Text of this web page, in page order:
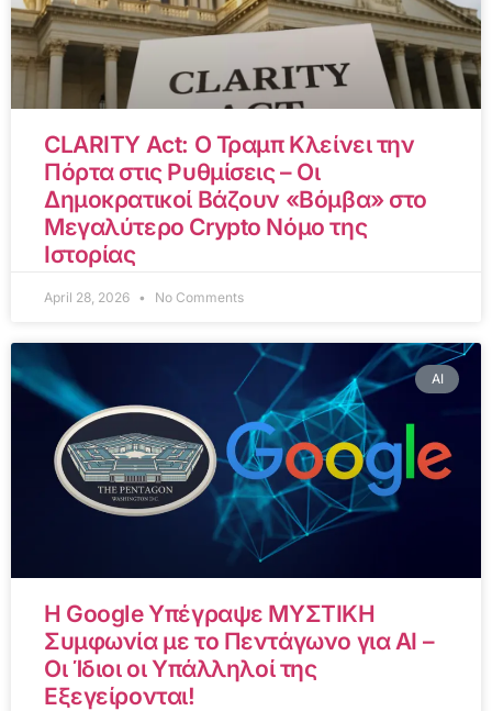
CLARITY Act: Ο Τραμπ Κλείνει την
Πόρτα στις Ρυθμίσεις – Οι
Δημοκρατικοί Βάζουν «Βόμβα» στο
Μεγαλύτερο Crypto Νόμο της
Ιστορίας
April 28, 2026 No Comments
AI
Η Google Υπέγραψε ΜΥΣΤΙΚΗ
Συμφωνία με το Πεντάγωνο για AI –
Οι Ίδιοι οι Υπάλληλοί της
Εξεγείρονται!